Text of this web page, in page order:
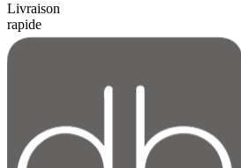
Livraison
rapide